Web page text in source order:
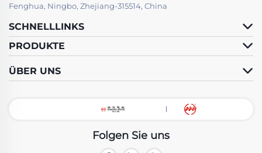
Fenghua, Ningbo, Zhejiang-315514, China
SCHNELLLINKS
PRODUKTE
ÜBER UNS
Folgen Sie uns